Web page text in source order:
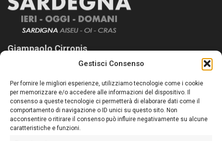
Gestisci Consenso
Per fornire le migliori esperienze, utilizziamo tecnologie come i cookie
per memorizzare e/o accedere alle informazioni del dispositivo. Il
consenso a queste tecnologie ci permetterà di elaborare dati come il
comportamento di navigazione o ID unici su questo sito. Non
acconsentire o ritirare il consenso può influire negativamente su alcune
caratteristiche e funzioni.
Giampaolo Cirronis
Sardegna Ieri-Oggi-Domani nasce per informare “liberamente” i
lettori su quanto accade in Sardegna, con un occhio rivolto al
nostro passato e, soprattutto, al nostro futuro
Follow Us